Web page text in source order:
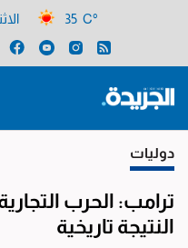
35 C° الاثنين
دوليات
ترامب: الحرب
النتيجة تاريخية